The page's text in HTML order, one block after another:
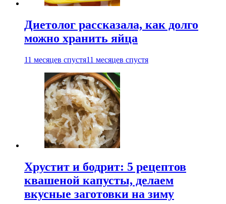
Диетолог рассказала, как долго
можно хранить яйца
11 месяцев спустя11 месяцев спустя
Хрустит и бодрит: 5 рецептов
квашеной капусты, делаем
вкусные заготовки на зиму